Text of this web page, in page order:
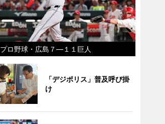
プロ野球・広島７―１１巨人
「デジポリス」普及呼び掛
け